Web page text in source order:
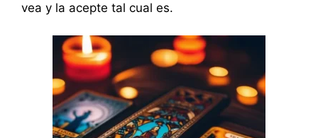
vea y la acepte tal cual es.